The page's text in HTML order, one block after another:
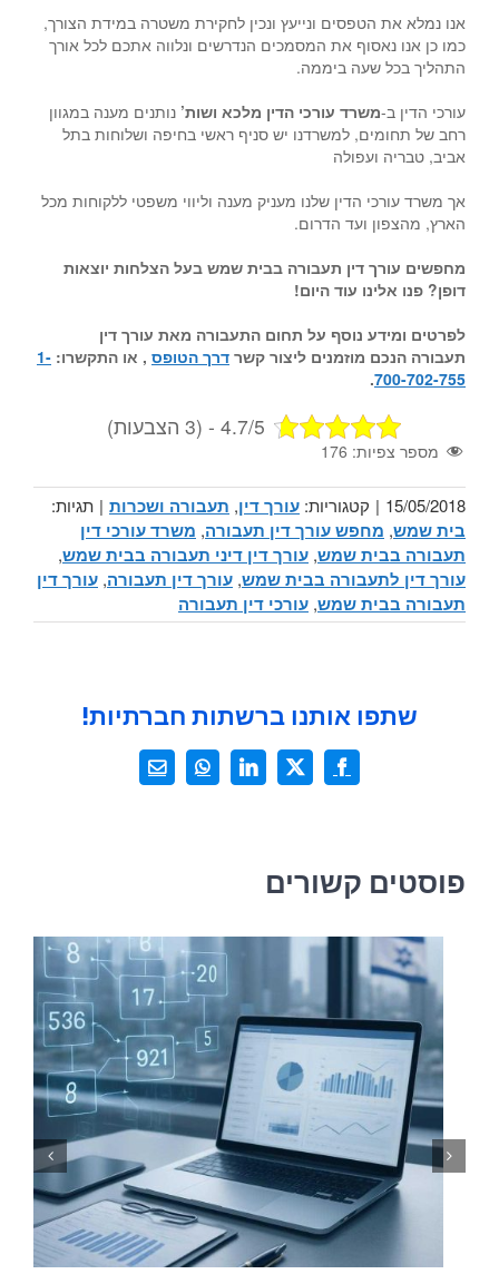
אנו נמלא את הטפסים ונייעץ ונכין לחקירת משטרה במידת הצורך,
כמו כן אנו נאסוף את המסמכים הנדרשים ונלווה אתכם לכל אורך
התהליך בכל שעה ביממה.
עורכי הדין ב-משרד עורכי הדין מלכא ושות’ נותנים מענה במגוון
רחב של תחומים, למשרדנו יש סניף ראשי בחיפה ושלוחות בתל
אביב, טבריה ועפולה
אך משרד עורכי הדין שלנו מעניק מענה וליווי משפטי ללקוחות מכל
הארץ, מהצפון ועד הדרום.
מחפשים עורך דין תעבורה בבית שמש בעל הצלחות יוצאות
דופן? פנו אלינו עוד היום!
לפרטים ומידע נוסף על תחום התעבורה מאת עורך דין
תעבורה הנכם מוזמנים ליצור קשר דרך הטופס , או התקשרו: 1-
700-702-755
.
4.7/5 - (3 הצבעות)
מספר צפיות: 176
15/05/2018
| קטגוריות: עורך דין, תעבורה ושכרות | תגיות:
בית שמש, מחפש עורך דין תעבורה, משרד עורכי דין
תעבורה בבית שמש, עורך דין דיני תעבורה בבית שמש,
עורך דין לתעבורה בבית שמש, עורך דין תעבורה, עורך דין
תעבורה בבית שמש, עורכי דין תעבורה
שתפו אותנו ברשתות חברתיות!
Facebook
X
LinkedIn
WhatsApp
כתובת
פוסטים קשורים